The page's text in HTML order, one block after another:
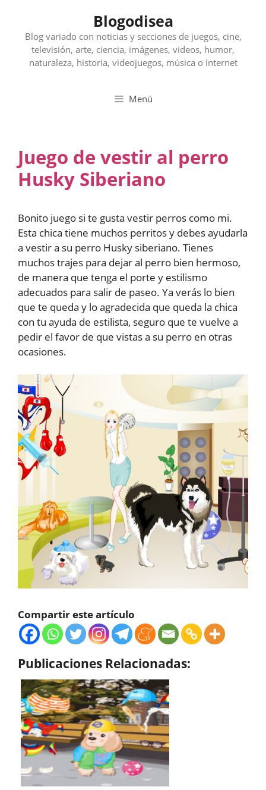
contenido
Blogodisea
Blog variado con noticias y secciones de juegos, cine,
televisión, arte, ciencia, imágenes, videos, humor,
naturaleza, historia, videojuegos, música o Internet
Menú
Juego de vestir al perro
Husky Siberiano
Bonito juego si te gusta vestir perros como mi.
Esta chica tiene muchos perritos y debes ayudarla
a vestir a su perro Husky siberiano. Tienes
muchos trajes para dejar al perro bien hermoso,
de manera que tenga el porte y estilismo
adecuados para salir de paseo. Ya verás lo bien
que te queda y lo agradecida que queda la chica
con tu ayuda de estilista, seguro que te vuelve a
pedir el favor de que vistas a su perro en otras
ocasiones.
Compartir este artículo
Publicaciones Relacionadas: